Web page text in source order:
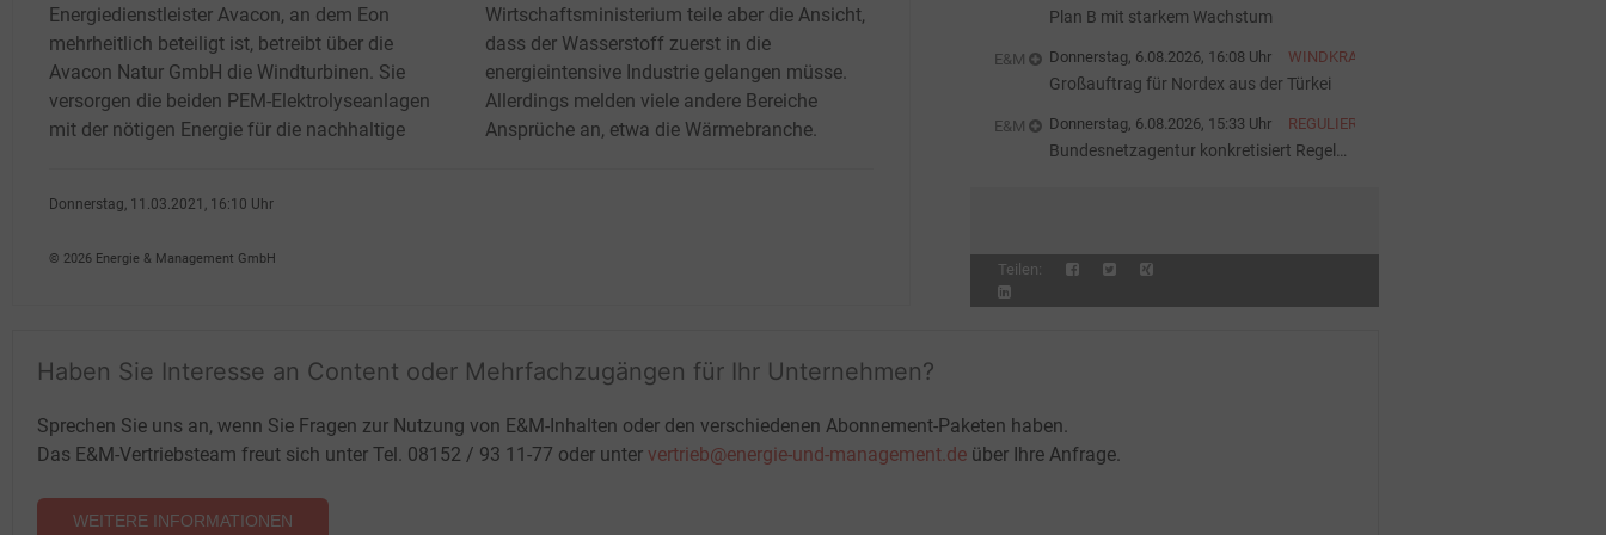
Energiedienstleister Avacon, an dem Eon
mehrheitlich beteiligt ist, betreibt über die
Avacon Natur GmbH die Windturbinen. Sie
versorgen die beiden PEM-Elektrolyseanlagen
mit der nötigen Energie für die nachhaltige
Wirtschaftsministerium teile aber die Ansicht,
dass der Wasserstoff zuerst in die
energieintensive Industrie gelangen müsse.
Allerdings melden viele andere Bereiche
Ansprüche an, etwa die Wärmebranche.
Donnerstag, 11.03.2021, 16:10 Uhr
© 2026 Energie & Management GmbH
Plan B mit starkem Wachstum
E&M Donnerstag, 6.08.2026, 16:08 Uhr WINDKRAFT
Großauftrag für Nordex aus der Türkei
E&M Donnerstag, 6.08.2026, 15:33 Uhr REGULIERUNG
Bundesnetzagentur konkretisiert Regeln
Teilen:
Haben Sie Interesse an Content oder Mehrfachzugängen für Ihr Unternehmen?
Sprechen Sie uns an, wenn Sie Fragen zur Nutzung von E&M-Inhalten oder den verschiedenen Abonnement-Paketen haben.
Das E&M-Vertriebsteam freut sich unter Tel. 08152 / 93 11-77 oder unter vertrieb@energie-und-management.de über Ihre Anfrage.
WEITERE INFORMATIONEN